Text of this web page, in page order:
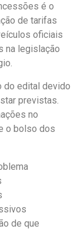
é o
de tarifas
oficiais
na legislação
do edital devido
previstas.
no
o bolso dos
de que